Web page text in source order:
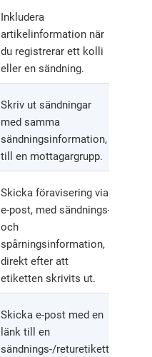
Inkludera
artikelinformation när
du registrerar ett kolli
eller en sändning.
Skriv ut sändningar
med samma
sändningsinformation,
till en mottagargrupp.
Skicka föravisering via
e-post, med sändnings-
och
spårningsinformation,
direkt efter att
etiketten skrivits ut.
Skicka e-post med en
länk till en
sändnings-/returetikett,